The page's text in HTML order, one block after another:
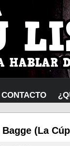
CONTACTO
Bagge (La